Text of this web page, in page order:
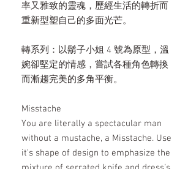
率又雅致的靈魂，歷經生活的轉折而
重新型塑自己的多面光芒。
轉系列：以鬍子小姐 4 號為原型，溫
婉卻堅定的情感，嘗試各種角色轉換
而漸趨完美的多角平衡。
Misstache
You are literally a spectacular man
without a mustache, a Misstache. Use
it’s shape of design to emphasize the